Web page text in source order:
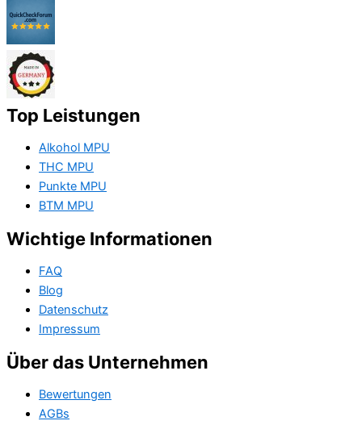
Top Leistungen
Alkohol MPU
THC MPU
Punkte MPU
BTM MPU
Wichtige Informationen
FAQ
Blog
Datenschutz
Impressum
Über das Unternehmen
Bewertungen
AGBs